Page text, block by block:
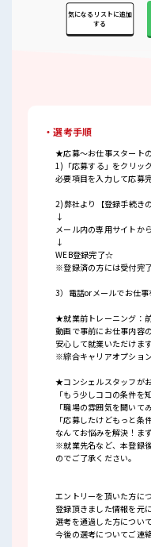
気になるリストに追加
する
・選考手順
★応募～お仕事スタート
1)「応募する」をクリック
必要項目を入力して応募
2)弊社より【登録手続き
↓
メール内の専用サイトか
↓
WEB登録完了☆
※登録済の方には受付完
3）電話orメールでお仕事
★就業前トレーニング：
動画で事前にお仕事内容
安心して就業いただけま
※綜合キャリアオプショ
★コンシェルスタッフが
「もう少しココの条件を
「職場の雰囲気を聞いて
「応募したけどもっと条
なんてお悩みを解決！ま
※就業先名など、本登録
のでご了承ください。
エントリーを頂いた方に
登録頂きました情報を元
選考を通過した方につい
今後の選考についてご連